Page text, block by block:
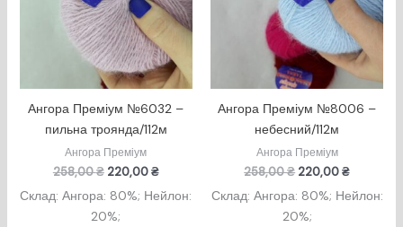
Ангора Преміум №6032 –
пильна троянда/112м
Ангора Преміум
258,00₴ Оригінальна
258,00 ₴.
220,00₴Поточна
220,00 ₴.
Склад: Ангора: 80%; Нейлон:
20%;
Ангора Преміум №8006 –
небесний/112м
Ангора Преміум
258,00₴ Оригінальна
258,00 ₴.
220,00₴Поточна
220,00
Склад: Ангора: 80%; Нейлон:
20%;